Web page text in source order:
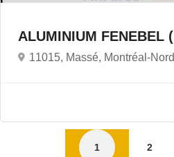
ALUMINIUM FENEBEL
11015, Massé, Montréal-
1 2